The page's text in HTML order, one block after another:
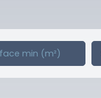
min (m²)